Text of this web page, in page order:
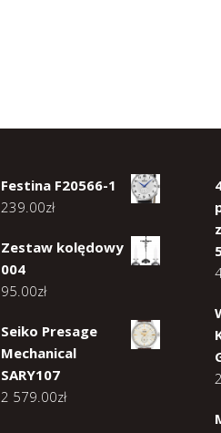
Festina F20566-1
239.00zł
Zestaw kolędowy
004
95.00zł
Seiko Presage
Mechanical
SARY107
2 579.00zł